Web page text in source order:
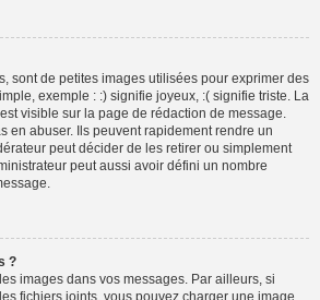
sont de petites images utilisées pour exprimer des
exemple : :) signifie joyeux, :( signifie triste. La
visible sur la page de rédaction de message.
en abuser. Ils peuvent rapidement rendre un
peut décider de les retirer ou simplement
peut aussi avoir défini un nombre
?
images dans vos messages. Par ailleurs, si
fichiers joints, vous pouvez charger une image